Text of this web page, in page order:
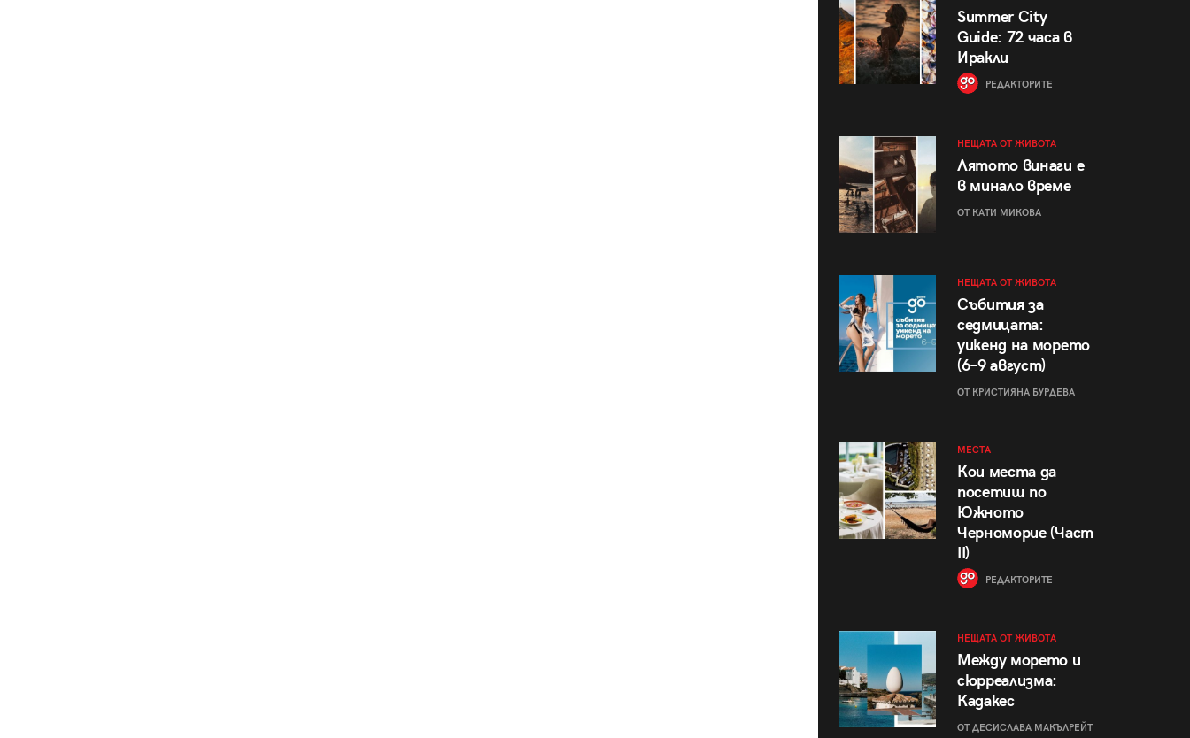
Summer City
Guide: 72 часа в
Иракли
РЕДАКТОРИТЕ
НЕЩАТА ОТ ЖИВОТА
Лятото винаги е
в минало време
ОТ КАТИ МИКОВА
НЕЩАТА ОТ ЖИВОТА
Събития за
седмицата:
уикенд на морето
(6–9 август)
ОТ КРИСТИЯНА БУРДЕВА
МЕСТА
Кои места да
посетиш по
Южното
Черноморие (Част
II)
РЕДАКТОРИТЕ
НЕЩАТА ОТ ЖИВОТА
Между морето и
сюрреализма:
Кадакес
ОТ ДЕСИСЛАВА МАКЪЛРЕЙТ